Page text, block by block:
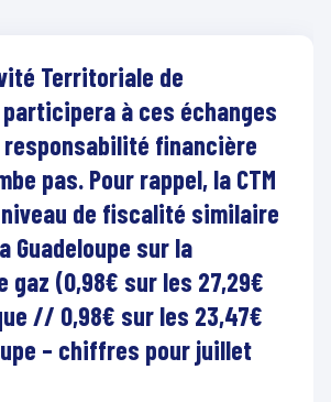
Territoriale de
à ces échanges
responsabilité financière
pas. Pour rappel, la CTM
de fiscalité similaire
Guadeloupe sur la
gaz (0,98€ sur les 27,29€
// 0,98€ sur les 23,47€
– chiffres pour juillet